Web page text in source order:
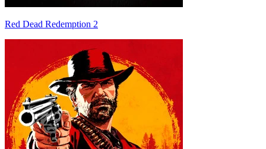
Red Dead Redemption 2